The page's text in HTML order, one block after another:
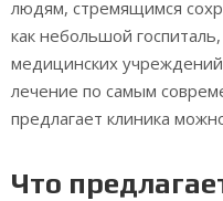
людям, стремящимся
как небольшой
медицинских
лечение по самым
предлагает клиника
Что